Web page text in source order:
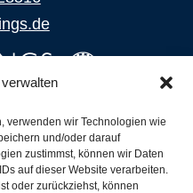
verwenden wir Technologien wie
und/oder darauf
zustimmst, können wir Daten
auf dieser Website verarbeiten.
oder zurückziehst, können